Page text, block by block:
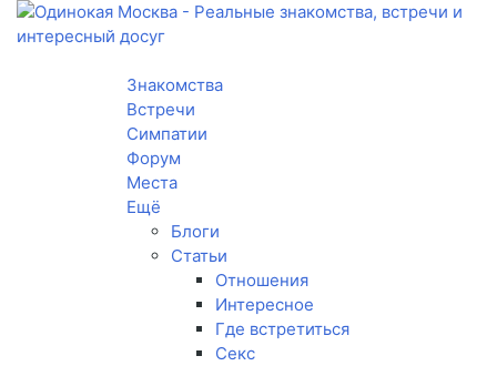
Toggle navigation
Знакомства
Встречи
Симпатии
Форум
Места
Ещё
Блоги
Статьи
Отношения
Интересное
Где встретиться
Секс